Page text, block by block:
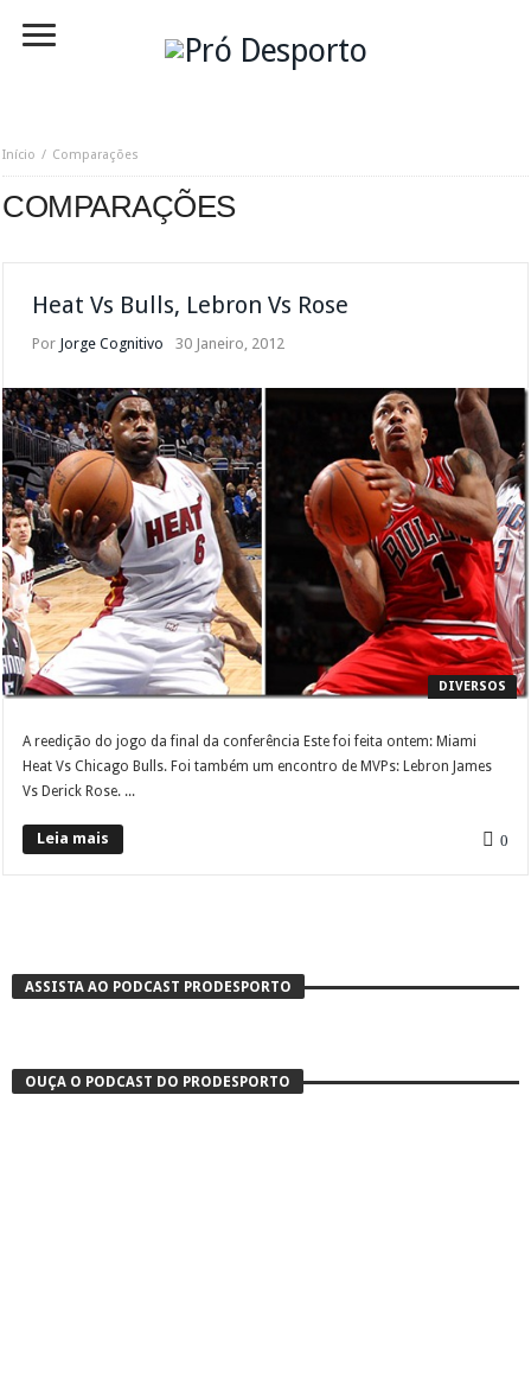
Início Comparações
COMPARAÇÕES
Heat Vs Bulls, Lebron Vs Rose
Por Jorge Cognitivo 30 Janeiro, 2012
DIVERSOS
A reedição do jogo da final da conferência Este foi feita ontem: Miami
Heat Vs Chicago Bulls. Foi também um encontro de MVPs: Lebron James
Vs Derick Rose. ...
Leia mais 0
ASSISTA AO PODCAST PRODESPORTO
OUÇA O PODCAST DO PRODESPORTO